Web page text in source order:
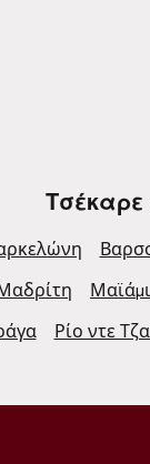
Τσέκαρε
Μαϊάμι
Ρίο ντε